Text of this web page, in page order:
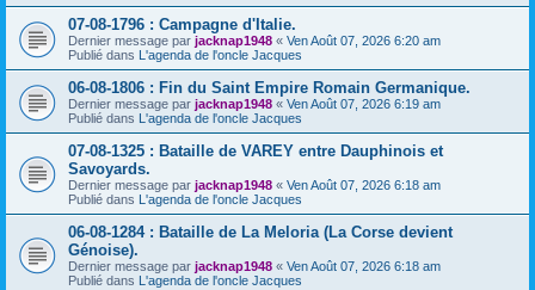
07-08-1796 : Campagne d'Italie.
Dernier message par jacknap1948 « Ven Août 07, 2026 6:20 am
Publié dans L'agenda de l'oncle Jacques
06-08-1806 : Fin du Saint Empire Romain Germanique.
Dernier message par jacknap1948 « Ven Août 07, 2026 6:19 am
Publié dans L'agenda de l'oncle Jacques
07-08-1325 : Bataille de VAREY entre Dauphinois et
Savoyards.
Dernier message par jacknap1948 « Ven Août 07, 2026 6:18 am
Publié dans L'agenda de l'oncle Jacques
06-08-1284 : Bataille de La Meloria (La Corse devient
Génoise).
Dernier message par jacknap1948 « Ven Août 07, 2026 6:18 am
Publié dans L'agenda de l'oncle Jacques